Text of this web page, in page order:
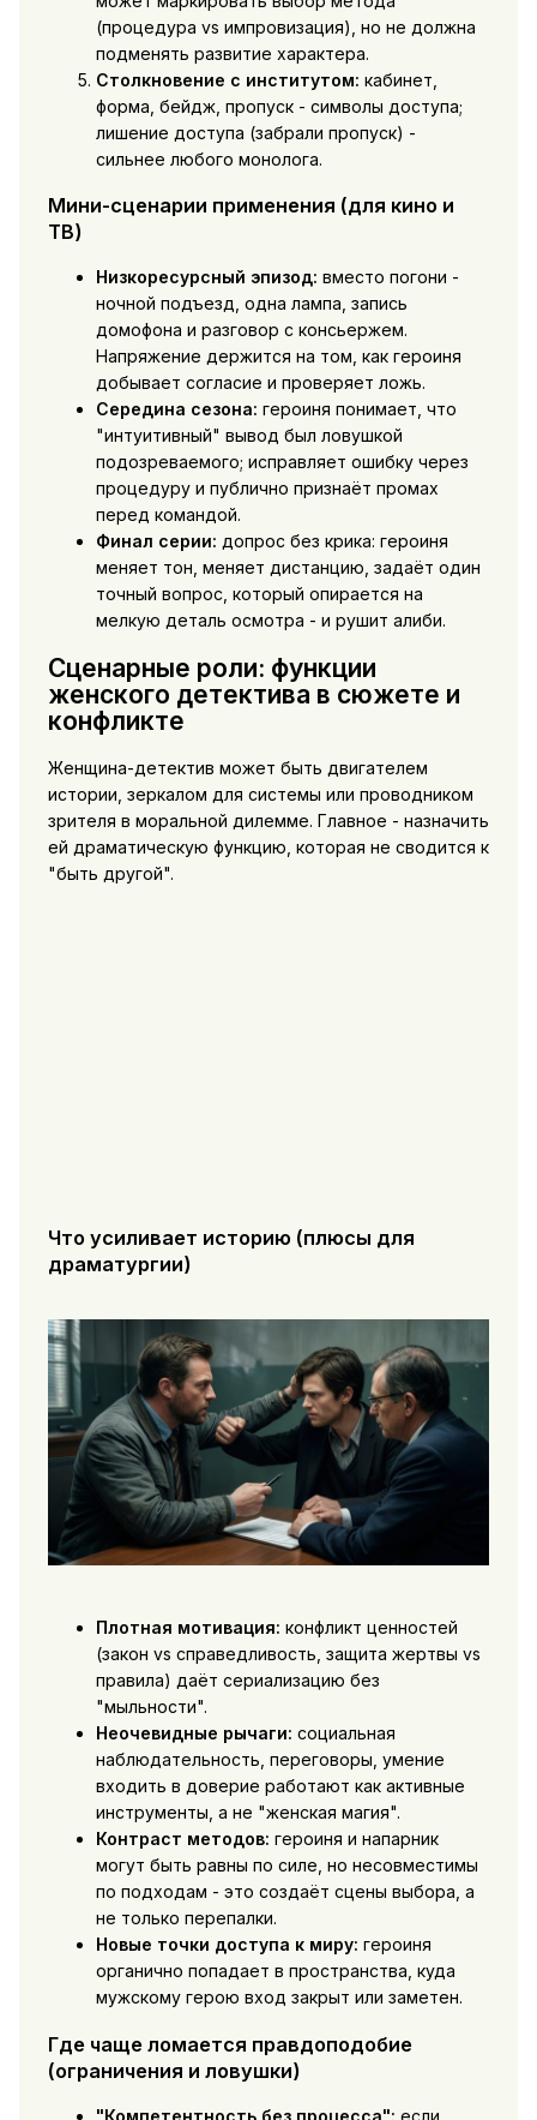
(процедура vs импровизация), но не должна
подменять развитие характера.
Столкновение с институтом: кабинет,
форма, бейдж, пропуск - символы доступа;
лишение доступа (забрали пропуск) -
сильнее любого монолога.
Мини-сценарии применения (для кино и
ТВ)
Низкоресурсный эпизод: вместо погони -
ночной подъезд, одна лампа, запись
домофона и разговор с консьержем.
Напряжение держится на том, как героиня
добывает согласие и проверяет ложь.
Середина сезона: героиня понимает, что
"интуитивный" вывод был ловушкой
подозреваемого; исправляет ошибку через
процедуру и публично признаёт промах
перед командой.
Финал серии: допрос без крика: героиня
меняет тон, меняет дистанцию, задаёт один
точный вопрос, который опирается на
мелкую деталь осмотра - и рушит алиби.
Сценарные роли: функции
женского детектива в сюжете и
конфликте
Женщина-детектив может быть двигателем
истории, зеркалом для системы или проводником
зрителя в моральной дилемме. Главное - назначить
ей драматическую функцию, которая не сводится к
"быть другой".
Что усиливает историю (плюсы для
драматургии)
Плотная мотивация: конфликт ценностей
(закон vs справедливость, защита жертвы vs
правила) даёт сериализацию без
"мыльности".
Неочевидные рычаги: социальная
наблюдательность, переговоры, умение
входить в доверие работают как активные
инструменты, а не "женская магия".
Контраст методов: героиня и напарник
могут быть равны по силе, но несовместимы
по подходам - это создаёт сцены выбора, а
не только перепалки.
Новые точки доступа к миру: героиня
органично попадает в пространства, куда
мужскому герою вход закрыт или заметен.
Где чаще ломается правдоподобие
(ограничения и ловушки)
"Компетентность без процесса": если